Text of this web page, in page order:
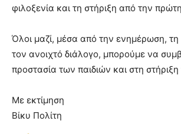
φιλοξενία και τη στήριξη από την
Όλοι μαζί, μέσα από την ενημέρωση, τη
τον ανοιχτό διάλογο, μπορούμε να
προστασία των παιδιών και στη
Με εκτίμηση
Βίκυ Πολίτη